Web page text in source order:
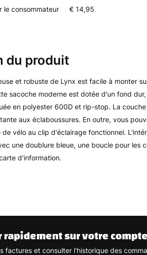
le consommateur
€ 14,95
du produit
et robuste de Lynx est facile à monter
sacoche moderne est dotée d'un fond
en polyester 600D et rip-stop. La couche
aux éclaboussures. En outre, vous
vélo au clip d'éclairage fonctionnel.
une doublure bleue, une boucle pour les
d'information.
sur votre compte
factures et consulter l'historique des